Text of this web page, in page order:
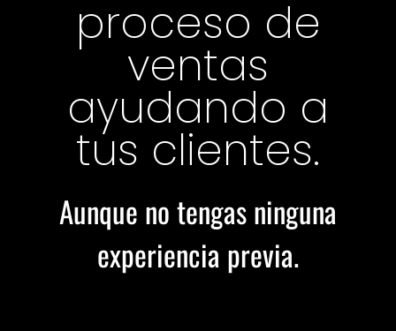
proceso de
ventas
ayudando a
tus clientes.
Aunque no tengas ninguna
experiencia previa.